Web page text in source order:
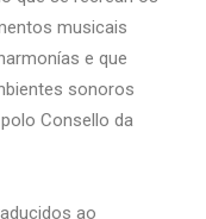
musicais
e que
sonoros
Consello da
ao